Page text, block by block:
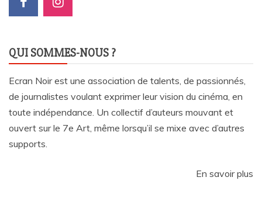
QUI SOMMES-NOUS ?
Ecran Noir est une association de talents, de passionnés,
de journalistes voulant exprimer leur vision du cinéma, en
toute indépendance. Un collectif d’auteurs mouvant et
ouvert sur le 7e Art, même lorsqu’il se mixe avec d’autres
supports.
En savoir plus